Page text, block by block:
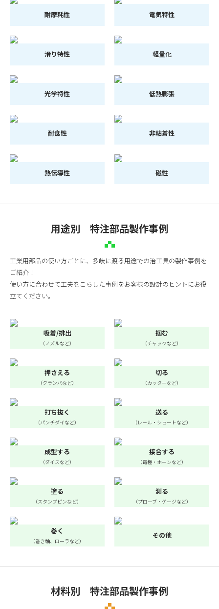
耐摩耗性 電気特性
滑り特性 軽量化
光学特性 低熱膨張
耐食性 非粘着性
熱伝導性 磁性
用途別 特注部品製作事例
工業用部品の使い方ごとに、多岐に渡る用途での治工具の製作事例を
ご紹介！
使い方に合わせて工夫をこらした事例をお客様の設計のヒントにお役
立てください。
吸着/排出
（ノズルなど）
掴む
（チャックなど）
押さえる
（クランパなど）
切る
（カッターなど）
打ち抜く
（パンチダイなど）
送る
（レール・シュートなど）
成型する
（ダイスなど）
接合する
（電極・ホーンなど）
塗る
（スタンプピンなど）
測る
（プローブ・ゲージなど）
巻く
（巻き軸、ローラなど）
その他
材料別 特注部品製作事例